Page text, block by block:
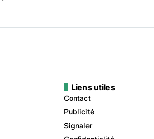
Liens utiles
Contact
Publicité
Signaler